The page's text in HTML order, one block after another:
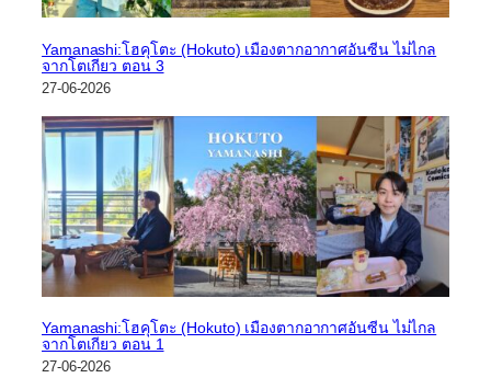
Yamanashi:โฮคุโตะ (Hokuto) เมืองตากอากาศอันซีน ไม่ไกล
จากโตเกียว ตอน 3
27-06-2026
Yamanashi:โฮคุโตะ (Hokuto) เมืองตากอากาศอันซีน ไม่ไกล
จากโตเกียว ตอน 1
27-06-2026